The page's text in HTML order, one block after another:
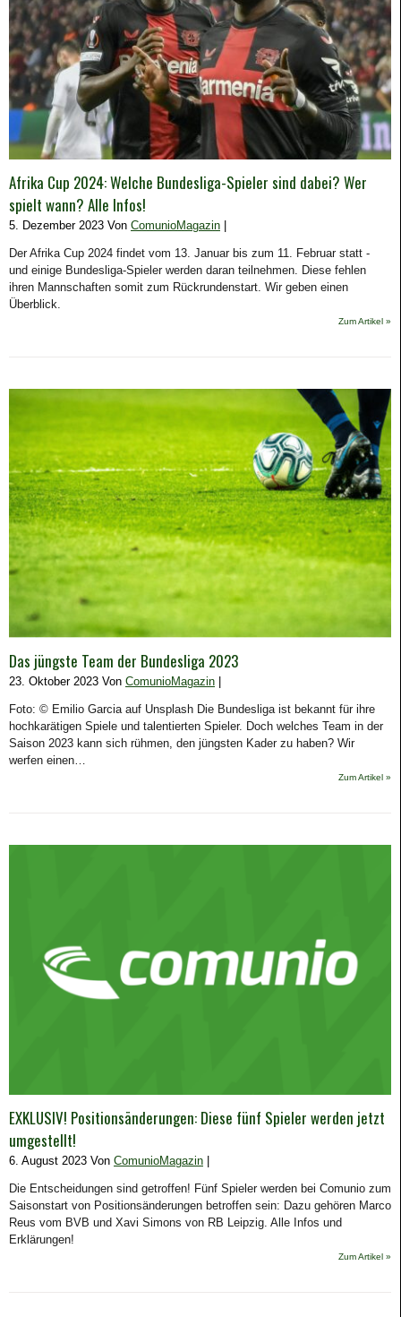
Afrika Cup 2024: Welche Bundesliga-Spieler sind dabei? Wer
spielt wann? Alle Infos!
5. Dezember 2023 Von ComunioMagazin |
Der Afrika Cup 2024 findet vom 13. Januar bis zum 11. Februar statt -
und einige Bundesliga-Spieler werden daran teilnehmen. Diese fehlen
ihren Mannschaften somit zum Rückrundenstart. Wir geben einen
Überblick.
Zum Artikel »
Das jüngste Team der Bundesliga 2023
23. Oktober 2023 Von ComunioMagazin
Foto: © Emilio Garcia auf Unsplash Die Bundesliga ist bekannt für ihre
hochkarätigen Spiele und talentierten Spieler. Doch welches Team in der
Saison 2023 kann sich rühmen, den jüngsten Kader zu haben? Wir
werfen einen…
Zum Artikel »
EXKLUSIV! Positionsänderungen: Diese fünf Spieler werden jetzt
umgestellt!
6. August 2023 Von ComunioMagazin
Die Entscheidungen sind getroffen! Fünf Spieler werden bei Comunio zum
Saisonstart von Positionsänderungen betroffen sein: Dazu gehören Marco
Reus vom BVB und Xavi Simons von RB Leipzig. Alle Infos und
Erklärungen!
Zum Artikel »